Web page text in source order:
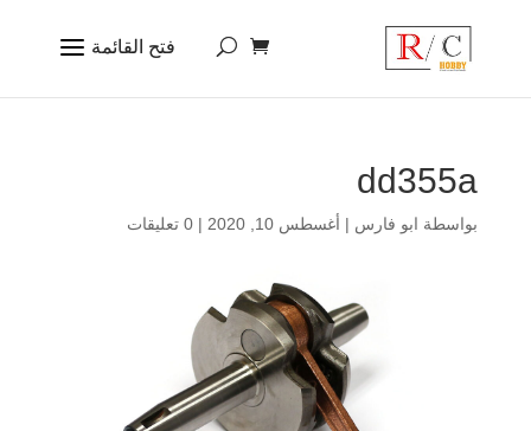
dd355a
بواسطة ابو فارس | أغسطس 10, 2020 | 0 تعليقات